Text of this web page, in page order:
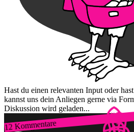
Hast du einen relevanten Input oder
kannst uns dein Anliegen gerne via
Diskussion wird geladen...
12 Kommentare
Zum Login